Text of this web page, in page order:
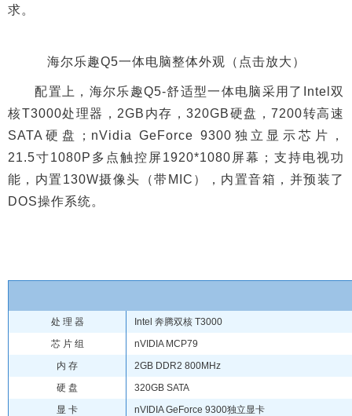
求。
海尔乐趣Q5一体电脑整体外观（点击放大）
配置上，海尔乐趣Q5-舒适型一体电脑采用了Intel双
核T3000处理器，2GB内存，320GB硬盘，7200转高速
SATA硬盘；nVidia GeForce 9300独立显示芯片，
21.5寸1080P多点触控屏1920*1080屏幕；支持电视功
能，内置130W摄像头（带MIC），内置音箱，并预装了
DOS操作系统。
处 理 器
Intel 奔腾双核 T3000
芯 片 组
nVIDIA MCP79
内 存
2GB DDR2 800MHz
硬 盘
320GB SATA
显 卡
nVIDIA GeForce 9300独立显卡